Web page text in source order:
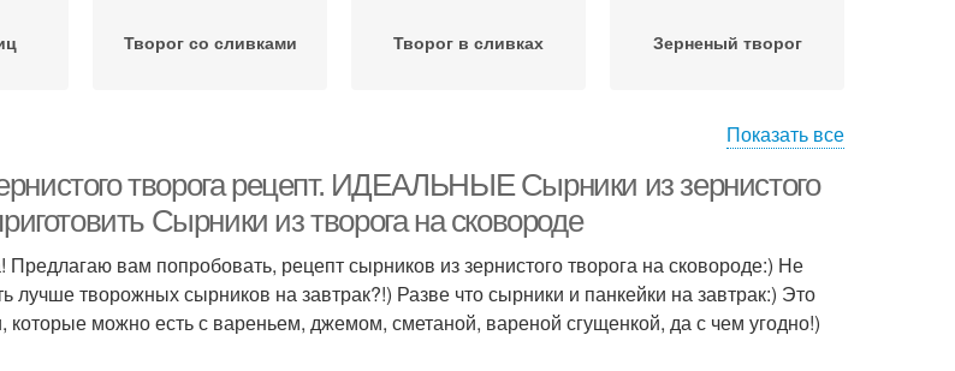
Творог со сливками Творог в сливках Зерненый творог
Показать все
творога рецепт. ИДЕАЛЬНЫЕ Сырники из зернистого
Сырники из творога на сковороде
Предлагаю вам попробовать, рецепт сырников из зернистого творога на сковороде:) Не
лучше творожных сырников на завтрак?!) Разве что сырники и панкейки на завтрак:) Это
которые можно есть с вареньем, джемом, сметаной, вареной сгущенкой, да с чем угодно!)